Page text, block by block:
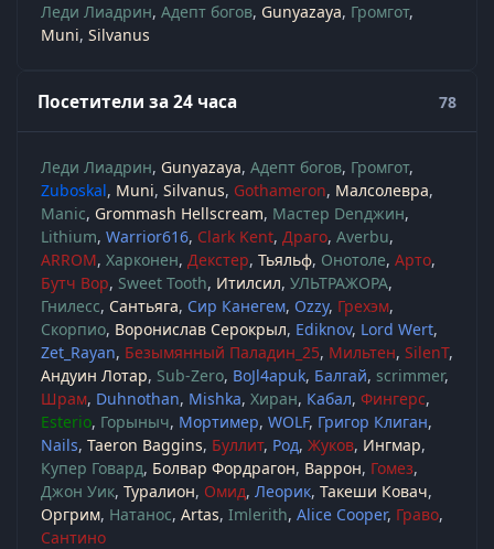
Леди Лиадрин Адепт богов Gunyazaya Громгот
Muni Silvanus
Посетители за 24 часа 78
Леди Лиадрин Gunyazaya Адепт богов Громгот
Zuboskal Muni Silvanus Gothameron Малсолевра
Manic Grommash Hellscream Мастер Denджин
Lithium Warrior616 Clark Kent Драго Averbu
ARROM Харконен Декстер Тьяльф Онотоле Арто
Бутч Вор Sweet Tooth Итилсил УЛЬТРАЖОРА
Гнилесс Сантьяга Сир Канегем Ozzy Грехэм
Скорпио Воронислав Серокрыл Ediknov Lord Wert
Zet_Rayan Безымянный Паладин_25 Мильтен SilenT
Андуин Лотар Sub-Zero BoJl4apuk Балгай scrimmer
Шрам Duhnothan Mishka Хиран Кабал Фингерс
Esterio Горыныч Мортимер WOLF Григор Клиган
Nails Taeron Baggins Буллит Род Жуков Ингмар
Купер Говард Болвар Фордрагон Варрон Гомез
Джон Уик Туралион Омид Леорик Такеши Ковач
Оргрим Натанос Artas Imlerith Alice Cooper Граво
Сантино